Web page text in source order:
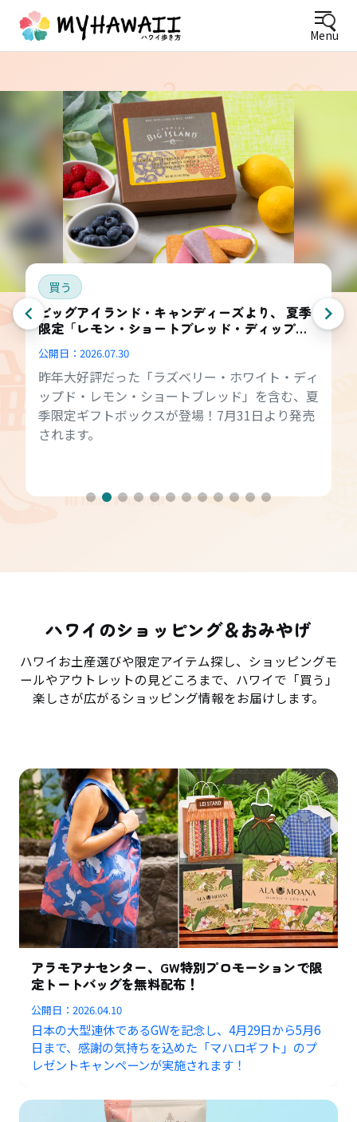
Menu
買う
ビッグアイランド・キャンディーズより、 夏季
限定「レモン・ショートブレッド・ディップ
公開日： 2026.07.30
昨年大好評だった「ラズベリー・ホワイト・ディ
ップド・レモン・ショートブレッド」を含む、夏
季限定ギフトボックスが登場！7月31日より発売
されます。
ハワイのショッピング＆おみやげ
ハワイお土産選びや限定アイテム探し、ショッピングモ
ールやアウトレットの見どころまで、ハワイで「買う」
楽しさが広がるショッピング情報をお届けします。
アラモアナセンター、GW特別プロモーションで限
定トートバッグを無料配布！
公開日：2026.04.10
日本の大型連休であるGWを記念し、4月29日から5月6
日まで、感謝の気持ちを込めた「マハロギフト」のプ
レゼントキャンペーンが実施されます！